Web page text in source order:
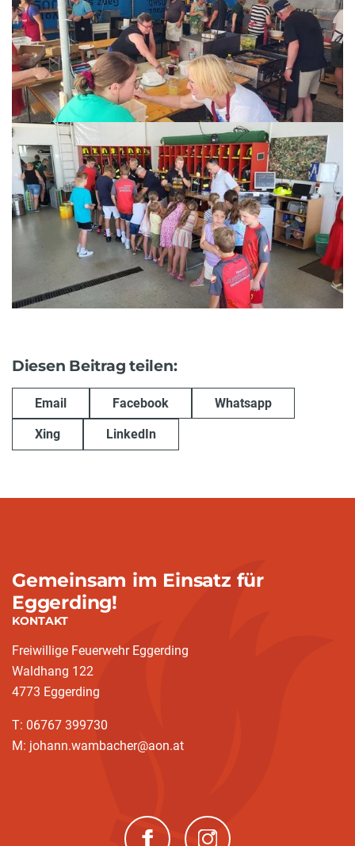
Diesen Beitrag teilen:
Email Facebook Whatsapp
Xing LinkedIn
Gemeinsam im Einsatz für
Eggerding!
KONTAKT
Freiwillige Feuerwehr Eggerding
Waldhang 122
4773 Eggerding
T: 06767 399730
M: johann.wambacher@aon.at